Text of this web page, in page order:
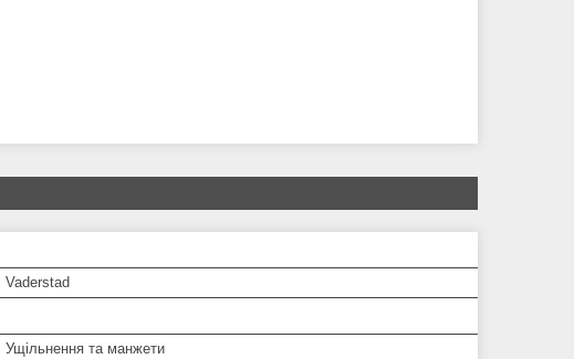
Vaderstad
Ущільнення та манжети